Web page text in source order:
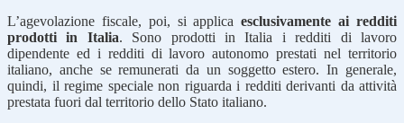
L’agevolazione fiscale, poi, si applicaesclusivamente ai redditi
prodotti in Italia. Sono prodotti in Italia i redditi di lavoro
dipendente ed i redditi di lavoro autonomo prestati nel territorio
italiano, anche se remunerati da un soggetto estero. In generale,
quindi, il regime speciale non riguarda i redditi derivanti da attività
prestata fuori dal territorio dello Stato italiano.